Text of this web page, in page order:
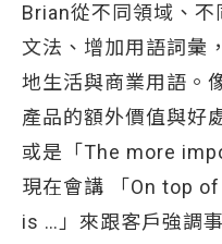
Brian從不同領域、
文法、增加用語詞彙
地生活與商業用語。
產品的額外價值與好
或是「The more
現在會講 「On top
is …」來跟客戶強調